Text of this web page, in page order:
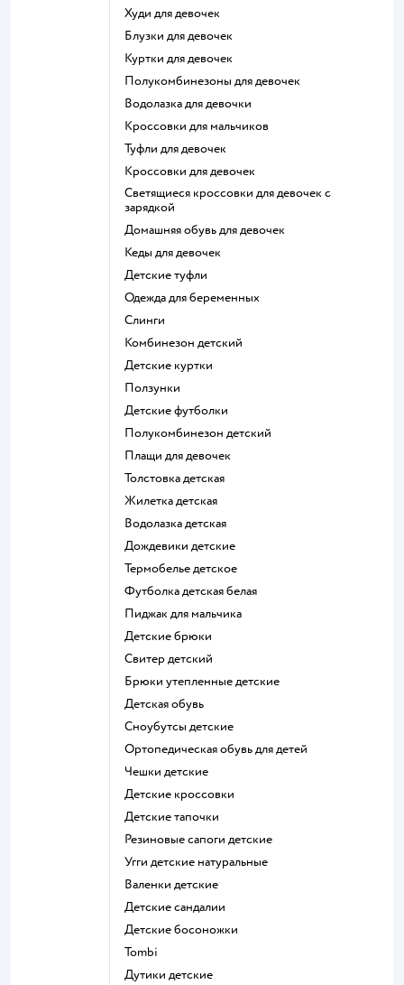
Худи для девочек
Блузки для девочек
Куртки для девочек
Полукомбинезоны для девочек
Водолазка для девочки
Кроссовки для мальчиков
Туфли для девочек
Кроссовки для девочек
Светящиеся кроссовки для девочек с
зарядкой
Домашняя обувь для девочек
Кеды для девочек
Детские туфли
Одежда для беременных
Слинги
Комбинезон детский
Детские куртки
Ползунки
Детские футболки
Полукомбинезон детский
Плащи для девочек
Толстовка детская
Жилетка детская
Водолазка детская
Дождевики детские
Термобелье детское
Футболка детская белая
Пиджак для мальчика
Детские брюки
Свитер детский
Брюки утепленные детские
Детская обувь
Сноубутсы детские
Ортопедическая обувь для детей
Чешки детские
Детские кроссовки
Детские тапочки
Резиновые сапоги детские
Угги детские натуральные
Валенки детские
Детские сандалии
Детские босоножки
Tombi
Дутики детские